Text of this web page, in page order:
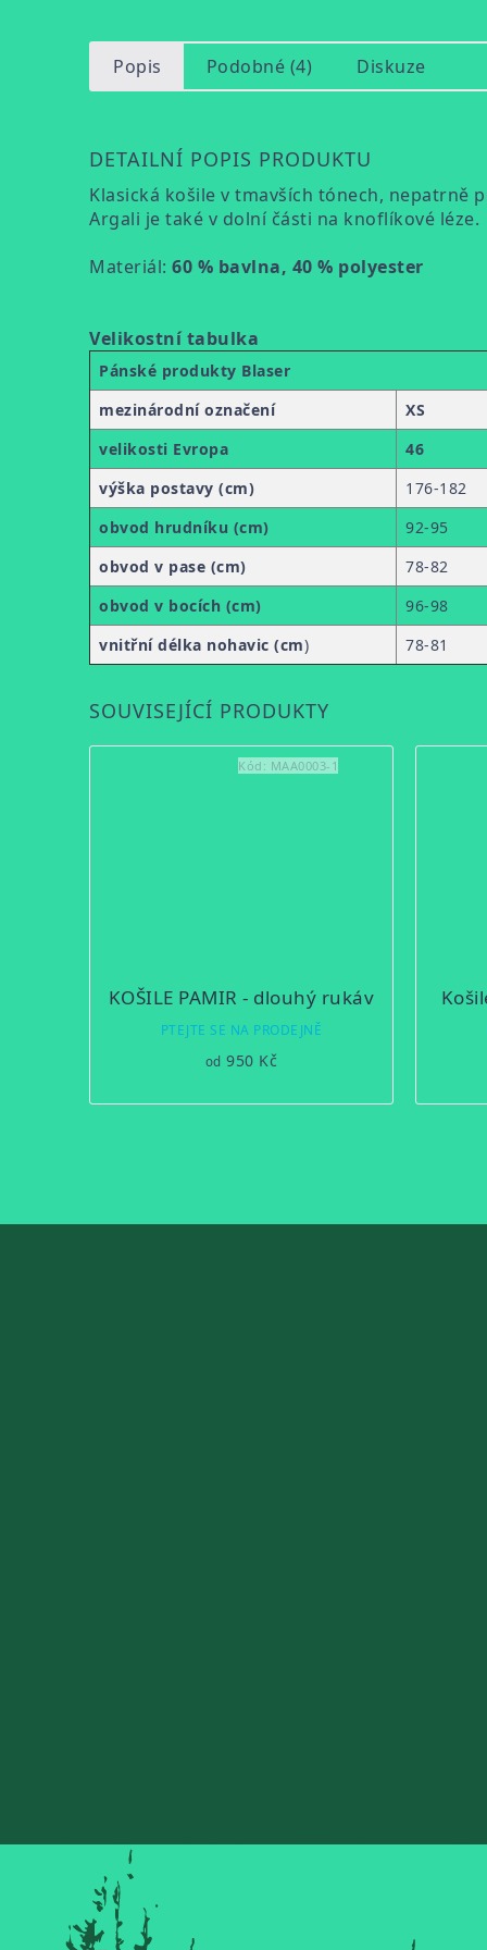
Popis Podobné (4) Diskuze
DETAILNÍ POPIS PRODUKTU
Klasická košile v tmavších tónech, nepatrně
Argali je také v dolní části na knoflíkové léze.
Materiál: 60 % bavlna, 40 % polyester
Velikostní tabulka
Pánské produkty Blaser
mezinárodní označení
XS
velikosti Evropa
46
výška postavy (cm)
176-182
obvod hrudníku (cm)
92-95
obvod v pase (cm)
78-82
obvod v bocích (cm)
96-98
vnitřní délka nohavic (cm) 78-81
SOUVISEJÍCÍ PRODUKTY
KOŠILE PAMIR - dlouhý rukáv
PTEJTE SE NA PRODEJNĚ
od 950 Kč
Kód: MAA0003-1